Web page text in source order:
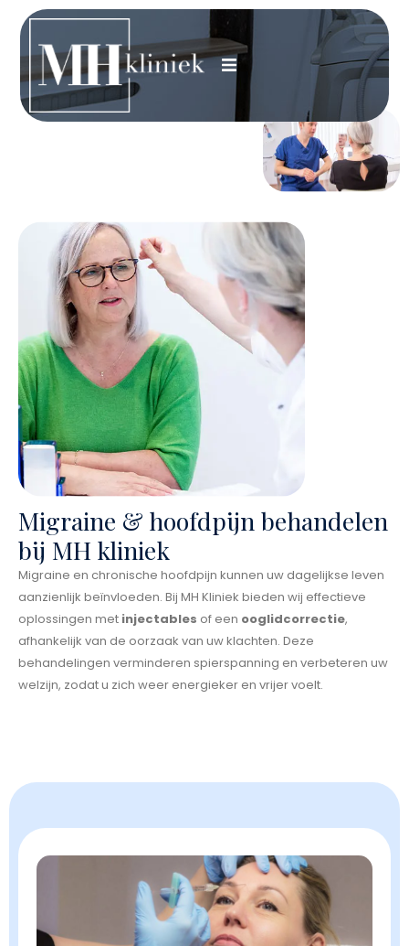
Migraine & hoofdpijn behandelen
bij MH kliniek
Migraine en chronische hoofdpijn kunnen uw dagelijkse leven
aanzienlijk beïnvloeden. Bij MH Kliniek bieden wij effectieve
oplossingen met injectables of een ooglidcorrectie,
afhankelijk van de oorzaak van uw klachten. Deze
behandelingen verminderen spierspanning en verbeteren uw
welzijn, zodat u zich weer energieker en vrijer voelt.